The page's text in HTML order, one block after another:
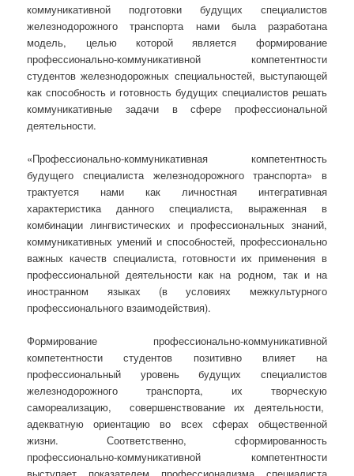
коммуникативной подготовки будущих специалистов
железнодорожного транспорта нами была разработана
модель, целью которой является формирование
профессионально-коммуникативной компетентности
студентов железнодорожных специальностей, выступающей
как способность и готовность будущих специалистов решать
коммуникативные задачи в сфере профессиональной
деятельности.
«Профессионально-коммуникативная компетентность
будущего специалиста железнодорожного транспорта» в
трактуется нами как личностная интегративная
характеристика данного специалиста, выраженная в
комбинации лингвистических и профессиональных знаний,
коммуникативных умений и способностей, профессионально
важных качеств специалиста, готовности их применения в
профессиональной деятельности как на родном, так и на
иностранном языках (в условиях межкультурного
профессионального взаимодействия).
Формирование профессионально-коммуникативной
компетентности студентов позитивно влияет на
профессиональный уровень будущих специалистов
железнодорожного транспорта, их творческую
самореализацию, совершенствование их деятельности,
адекватную ориентацию во всех сферах общественной
жизни. Соответственно, сформированность
профессионально-коммуникативной компетентности